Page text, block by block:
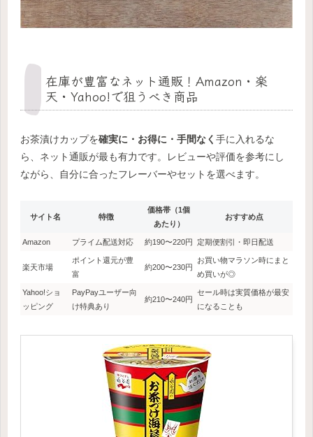
在庫が豊富なネット通販！Amazon・楽
天・Yahoo!で狙うべき商品
お茶漬けカップを確実に・お得に・手間なく 手に入れるな
ら、ネット通販が最も有力です。レビューや評価を参考にし
ながら、自分に合ったフレーバーやセットを選べます。
サイト名 特徴
価格帯（1個
あたり）
おすすめ点
Amazon プライム配送対応 約190〜220円 定期便割引・即日配送
楽天市場
ポイント還元が豊
富
約200〜230円
お買い物マラソン時にまと
め買いが◎
Yahoo!ショ
ッピング
PayPayユーザー向
け特典あり
約210〜240円
セール時は実質価格が最安
になることも